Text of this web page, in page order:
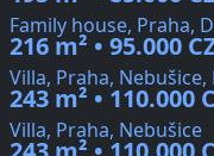
Family house, Praha,
216 m² • 95.000
Villa, Praha, Nebušice,
243 m² • 110.000
Villa, Praha, Nebušice